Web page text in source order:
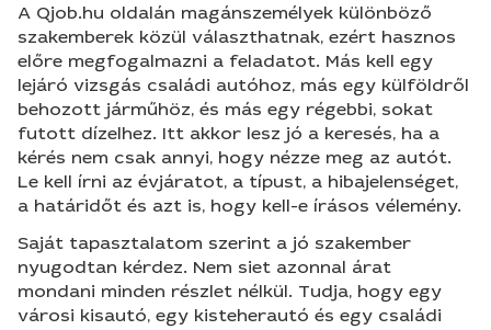
A Qjob.hu oldalán magánszemélyek különböző
szakemberek közül választhatnak, ezért hasznos
előre megfogalmazni a feladatot. Más kell egy
lejáró vizsgás családi autóhoz, más egy külföldről
behozott járműhöz, és más egy régebbi, sokat
futott dízelhez. Itt akkor lesz jó a keresés, ha a
kérés nem csak annyi, hogy nézze meg az autót.
Le kell írni az évjáratot, a típust, a hibajelenséget,
a határidőt és azt is, hogy kell-e írásos vélemény.
Saját tapasztalatom szerint a jó szakember
nyugodtan kérdez. Nem siet azonnal árat
mondani minden részlet nélkül. Tudja, hogy egy
városi kisautó, egy kisteherautó és egy családi